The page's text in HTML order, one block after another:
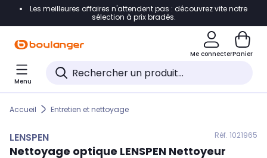
Accéder directement à la navigation
Accéder directement au pied de page
Accéder directement au chatbot
Les meilleures affaires n'attendent pas : découvrez vite notre
sélection à prix bradés.
Me connecterPanier
Menu
Accueil Entretien et nettoyage
LENSPEN Réf. 1021965
Nettoyage optique LENSPEN Nettoyeur